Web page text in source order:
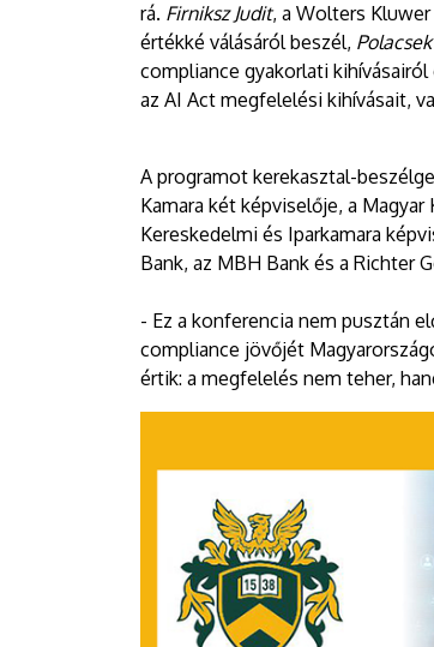
rá. Firniksz Judit, a Wolters
értékké válásáról beszél,
compliance gyakorlati
az AI Act megfelelési kihívásait,
A programot kerekasztal-
Kamara két képviselője, a
Kereskedelmi és Iparkamara
Bank, az MBH Bank és a Richter
- Ez a konferencia nem pusztán
compliance jövőjét
értik: a megfelelés nem teher,